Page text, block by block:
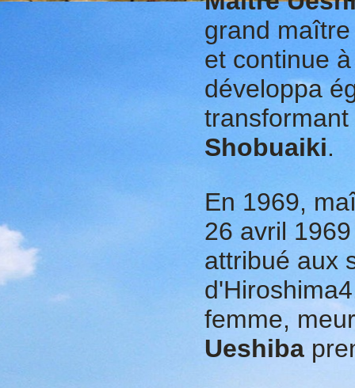
grand
et continue
développa
Shobuaiki.
En 1969,
26 avril
attribué aux
femme,
Ueshiba